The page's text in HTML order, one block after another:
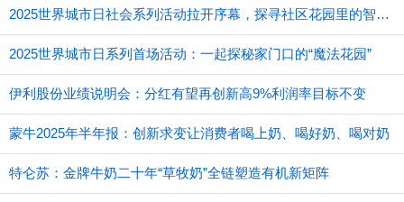
2025世界城市日社会系列活动拉开序幕，探寻社区花园里的智慧应用
2025世界城市日系列首场活动：一起探秘家门口的“魔法花园”
伊利股份业绩说明会：分红有望再创新高9%利润率目标不变
蒙牛2025年半年报：创新求变让消费者喝上奶、喝好奶、喝对奶
特仑苏：金牌牛奶二十年“草牧奶”全链塑造有机新矩阵